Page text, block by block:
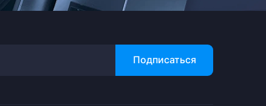
Подписаться